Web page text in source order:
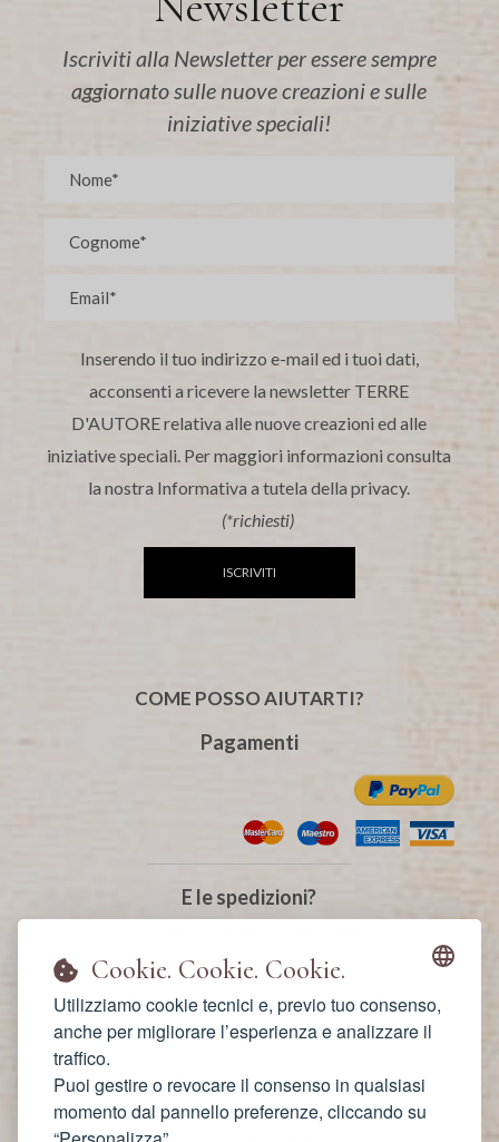
Cookie. Cookie. Cookie.
Utilizziamo cookie tecnici e, previo tuo consenso,
anche per migliorare l’esperienza e analizzare il
traffico.
Puoi gestire o revocare il consenso in qualsiasi
momento dal pannello preferenze, cliccando su
Iscriviti alla Newsletter per essere sempre
aggiornato sulle nuove creazioni e sulle
iniziative speciali!
Inserendo il tuo indirizzo e-mail ed i tuoi dati,
acconsenti a ricevere la newsletter TERRE
D'AUTORE relativa alle nuove creazioni ed alle
iniziative speciali. Per maggiori informazioni consulta
la nostra Informativa a tutela della privacy.
(*richiesti)
ISCRIVITI
COME POSSO AIUTARTI?
Pagamenti
E le spedizioni?
La consegna è veloce
ed i prodotti viaggiano in sicurezza.
Sono fatte con amore!
Privacy Policy
Cookie Policy